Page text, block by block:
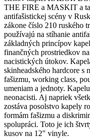
THE FIRE a MASKIT a
antifašistickej scény v
zákone číslo 210 ruského
používajú na stíhanie
základných princípov
finančných prostriedkov
nacistických útokov.
skinheadského hardcore s
fašizmu, working class,
umeniam a jednoty.
neonacisti. Aj napriek
zostáva posolstvo kapely
formám fašizmu a
spolupráci. Toto je ich
kusov na 12" vinyle.